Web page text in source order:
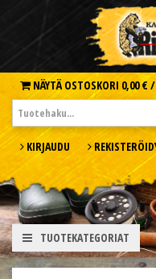
NÄYTÄ OSTOSKORI 0,00 € /
KIRJAUDU
TUOTEKATEGORIAT